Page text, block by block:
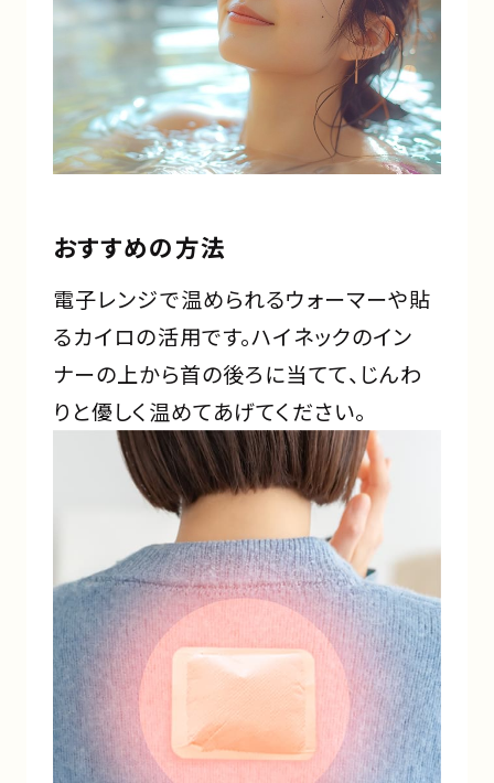
おすすめの方法
電子レンジで温められるウォーマーや貼
るカイロの活用です。ハイネックのイン
ナーの上から首の後ろに当てて、じんわ
りと優しく温めてあげてください。